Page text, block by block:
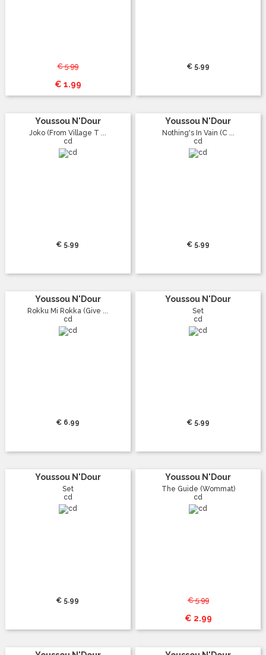
€ 5.99
€ 1.99
€ 5.99
Youssou N'Dour
Joko (From Village T ...
cd
€ 5.99
Youssou N'Dour
Nothing's In Vain (C ...
cd
€ 5.99
Youssou N'Dour
Rokku Mi Rokka (Give ...
cd
€ 6.99
Youssou N'Dour
Set
cd
€ 5.99
Youssou N'Dour
Set
cd
€ 5.99
Youssou N'Dour
The Guide (Wommat)
cd
€ 5.99
€ 2.99